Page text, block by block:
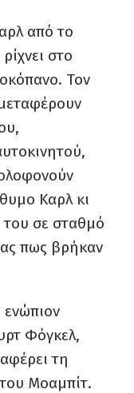
από το
στο
Τον
Καρλ κι
του σε σταθμό
πως βρήκαν
ενώπιον
Φόγκελ,
τη
Μοαμπίτ.